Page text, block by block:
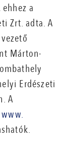
a
Zrt. adta. A
Márton-
Erdészeti
A
www.